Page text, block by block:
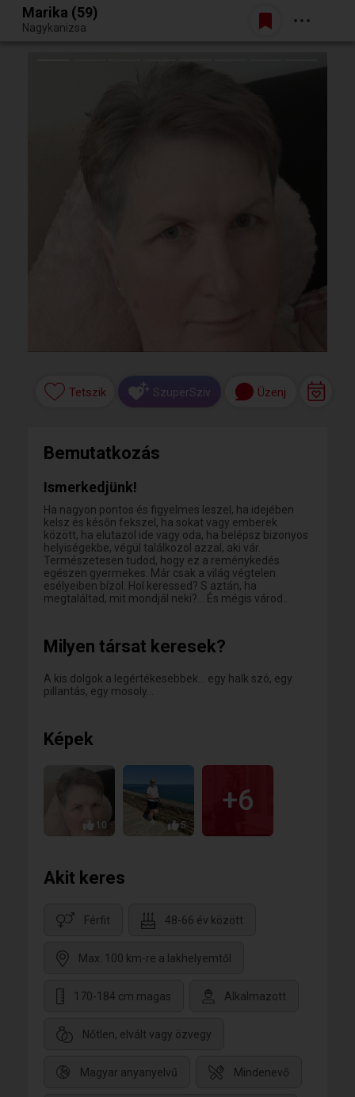
Egy jó randiból bármi lehet.
Belépés
Marika (59)
Nagykanizsa
Tetszik SzuperSzív Üzenj
Bemutatkozás
Ismerkedjünk!
Ha nagyon pontos és figyelmes leszel, ha idejében
kelsz és későn fekszel, ha sokat vagy emberek
között, ha elutazol ide vagy oda, ha belépsz bizonyos
helyiségekbe, végül találkozol azzal, aki vár.
Természetesen tudod, hogy ez a reménykedés
egészen gyermekes. Már csak a világ végtelen
esélyeiben bízol. Hol keressed? S aztán, ha
megtaláltad, mit mondjál neki?... És mégis várod..
Milyen társat keresek?
A kis dolgok a legértékesebbek... egy halk szó, egy
pillantás, egy mosoly...
Képek
10 5
+6
Akit keres
Férfit 48-66 év között
Max. 100 km-re a lakhelyemtől
170-184 cm magas Alkalmazott
Nőtlen, elvált vagy özvegy
Magyar anyanyelvű Mindenevő